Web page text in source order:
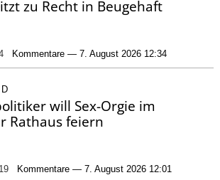
zu Recht in Beugehaft
Kommentare — 7. August 2026 12:34
will Sex-Orgie im
Rathaus feiern
19 Kommentare — 7. August 2026 12:01